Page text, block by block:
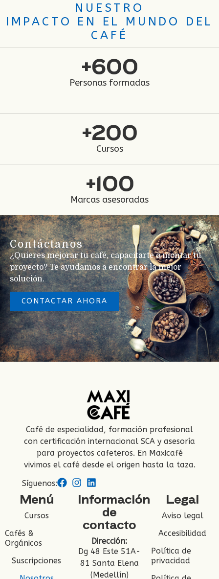
NUESTRO
IMPACTO EN EL MUNDO DEL
CAFÉ
Personas formadas
+600
Cursos
+200
Marcas asesoradas
+100
Contáctanos
¿Quieres mejorar tu café, capacitarte o montar tu
proyecto? Te ayudamos a encontrar la mejor
solución.
CONTACTAR AHORA
Café de especialidad, formación profesional
con certificación internacional SCA y asesoría
para proyectos cafeteros. En Maxicafé
vivimos el café desde el origen hasta la taza.
Síguenos:
Menú
Cursos
Cafés &
Orgánicos
Suscripciones
Información
de
contacto
Dirección:
Dg 48 Este 51A-
81 Santa Elena
(Medellín)
Legal
Aviso legal
Accesibilidad
Política de
privacidad